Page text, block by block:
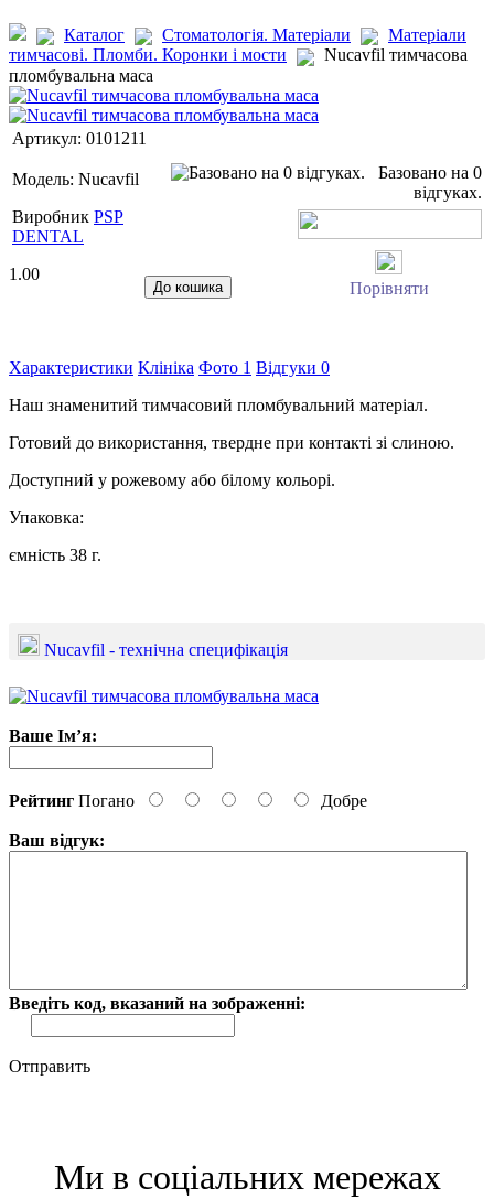
Каталог Стоматологія. Матеріали
Матеріали
тимчасові. Пломби. Коронки і мости
Nucavfil тимчасова
пломбувальна маса
Артикул: 0101211
Модель: Nucavfil
Базовано на 0
відгуках.
Виробник PSP
DENTAL
1.00
Порівняти
Характеристики Клініка Фото 1 Відгуки 0
Наш знаменитий тимчасовий пломбувальний матеріал.
Готовий до використання, твердне при контакті зі слиною.
Доступний у рожевому або білому кольорі.
Упаковка:
ємність 38 г.
Nucavfil - технічна специфікація
Ваше Ім’я:
Рейтинг Погано Добре
Ваш відгук:
Введіть код, вказаний на зображенні:
Отправить
Ми в соціальних мережах